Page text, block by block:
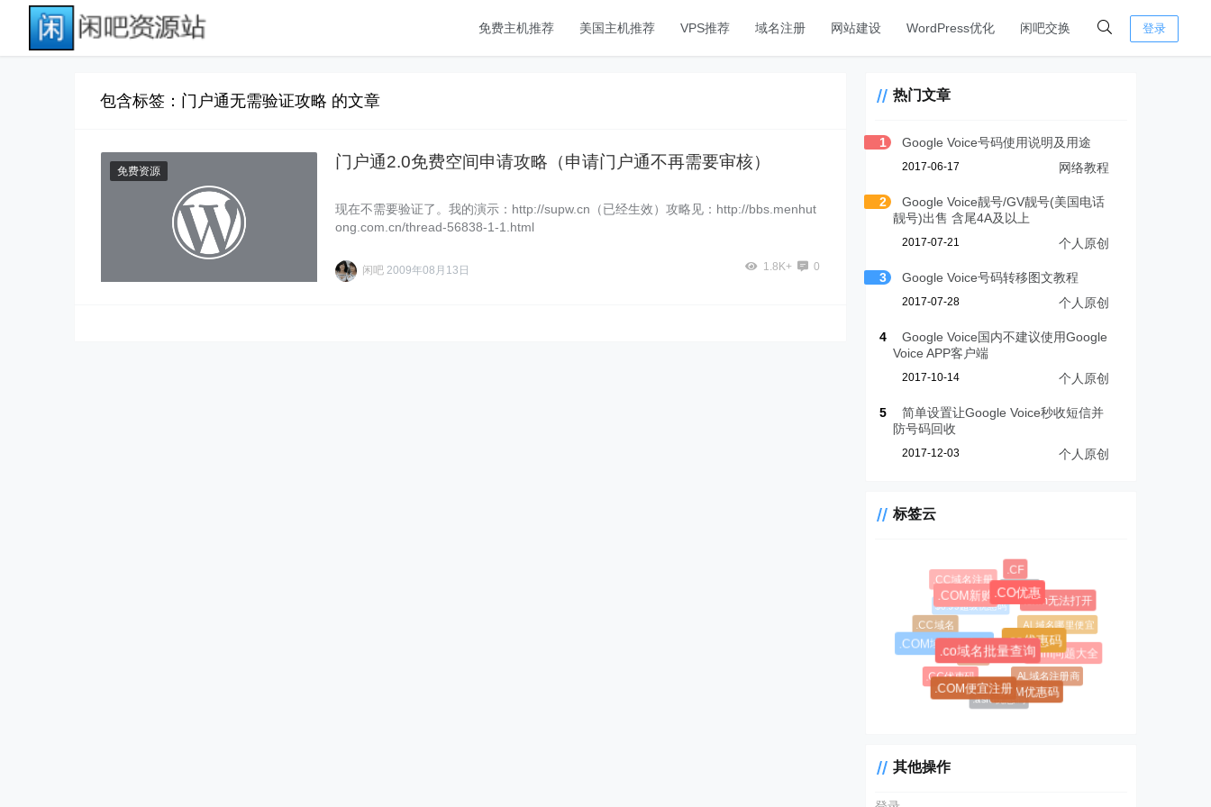
免费主机推荐 美国主机推荐 VPS推荐 域名注册 网站建设 WordPress优化 闲吧交换 登录
包含标签：门户通无需验证攻略 的文章
免费资源 门户通2.0免费空间申请攻略（申请门户通不再需要审核）
现在不需要验证了。我的演示：http://supw.cn（已经生效）攻略见：http://bbs.menhut
ong.com.cn/thread-56838-1-1.html
闲吧 2009年08月13日 1.8K+ 0
热门文章
1 Google Voice号码使用说明及用途
2017-06-17 网络教程
2
Google Voice靓号/GV靓号(美国电话
靓号)出售 含尾4A及以上
2017-07-21 个人原创
3 Google Voice号码转移图文教程
2017-07-28 个人原创
4
Google Voice国内不建议使用Google
Voice APP客户端
2017-10-14 个人原创
5
简单设置让Google Voice秒收短信并
防号码回收
2017-12-03 个人原创
标签云
#1045
#1146
$0.99超级优惠码
.AL域名
.AL域名哪里便宜
.AL域名注册商
.asia优惠码
.CC优惠码
.CC域名
.CC域名注册
.CF
.chm无法打开
.chm问题大全
.COM优惠码
.COM便宜注册
.COM域名优惠码
.COM新购.CO优惠
.co优惠码
.co域名批量查询
其他操作